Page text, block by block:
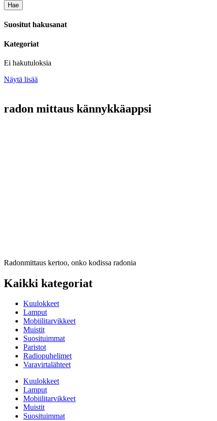
Hae
Suositut hakusanat
Kategoriat
Ei hakutuloksia
Näytä lisää
radon mittaus kännykkäappsi
Radonmittaus kertoo, onko kodissa radonia
Kaikki kategoriat
Kuulokkeet
Lamput
Mobiilitarvikkeet
Muistit
Suosituimmat
Paristot
Radiopuhelimet
Varavirtalähteet
Kuulokkeet
Lamput
Mobiilitarvikkeet
Muistit
Suosituimmat